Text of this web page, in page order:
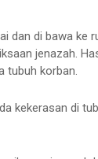
dan di bawa ke
jenazah.
tubuh korban.
kekerasan di